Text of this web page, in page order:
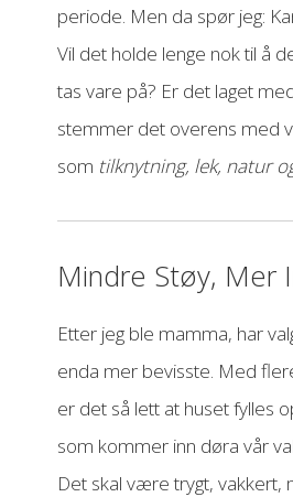
periode. Men da spør jeg:
Vil det holde lenge nok til å
tas vare på? Er det laget
stemmer det overens med
som tilknytning, lek, natur
Mindre Støy, Mer
Etter jeg ble mamma, har
enda mer bevisste. Med
er det så lett at huset fylles
som kommer inn døra vår
Det skal være trygt, vakkert,